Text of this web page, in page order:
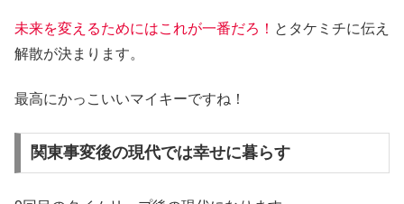
未来を変えるためにはこれが一番だろ！ とタケミチに伝え
解散が決まります。
最高にかっこいいマイキーですね！
関東事変後の現代では幸せに暮らす